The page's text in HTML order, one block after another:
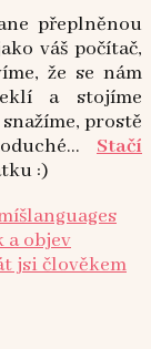
přeplněnou
váš počítač,
že se nám
a stojíme
prostě
Stačí
:)
languages
a objev
jsi člověkem